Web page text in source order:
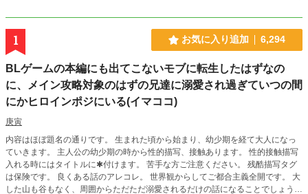
1 お気に入り追加 6,294
BLゲームの本編にも出てこないモブに転生したはずなの
に、メイン攻略対象のはずの兄達に溺愛され過ぎていつの間
にかヒロインポジにいる(イマココ)
庚寅
内容はほぼ題名の通りです。 生まれた頃から始まり、幼少期を経て大人になっ
ていきます。 主人公の幼少期の時から性的描写、接触あります。 性的接触描写
入れる時にはタイトルに✱付けます。 苦手な方ご注意ください。 残酷描写タグ
は保険です。 良くある話のアレコレ。 世界観からしてご都合主義全開です。 大
した山も谷もなく、周囲からただただ溺愛されるだけの話になることでしょう